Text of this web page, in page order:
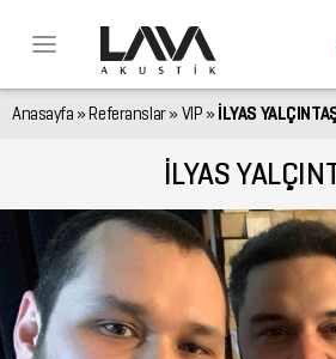
Anasayfa »Referanslar» VIP » İLYAS
İLYAS